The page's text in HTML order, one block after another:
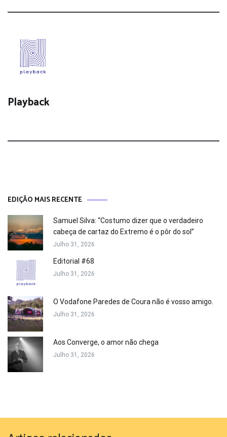
Playback
EDIÇÃO MAIS RECENTE
Samuel Silva: “Costumo dizer que o verdadeiro
cabeça de cartaz do Extremo é o pôr do sol”
Julho 31, 2026
Editorial #68
Julho 31, 2026
O Vodafone Paredes de Coura não é vosso amigo.
Julho 31, 2026
Aos Converge, o amor não chega
Julho 31, 2026